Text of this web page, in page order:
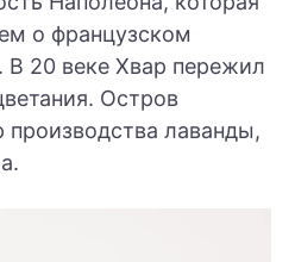
о французском
В 20 веке Хвар пережил
Остров
производства лаванды,